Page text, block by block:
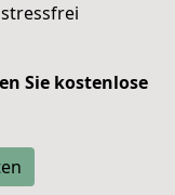
Sie kostenlose